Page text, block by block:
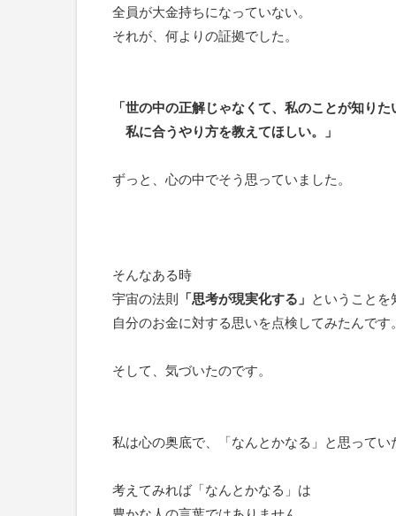
全員が大金持ちになっていない。
それが、何よりの証拠でした。
「世の中の正解じゃなくて、私のことが知りた
私に合うやり方を教えてほしい。」
ずっと、心の中でそう思っていました。
そんなある時
宇宙の法則
「思考が現実化する」 ということを
自分のお金に対する思いを点検してみたんです。
そして、気づいたのです。
私は心の奥底で、「なんとかなる」と思ってい
考えてみれば「なんとかなる」は